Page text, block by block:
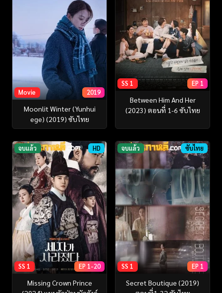
Movie 2019
Moonlit Winter (Yunhui
ege) (2019) ซับไทย
SS 1 EP 1
Between Him And Her
(2023) ตอนที่ 1-6 ซับไทย
จบแล้ว HD
SS 1 EP 1-20
Missing Crown Prince
จบแล้ว ซับไทย
SS 1 EP 1
Secret Boutique (2019)